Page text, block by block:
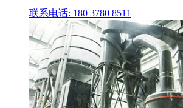
联系电话: 180 3780 8511